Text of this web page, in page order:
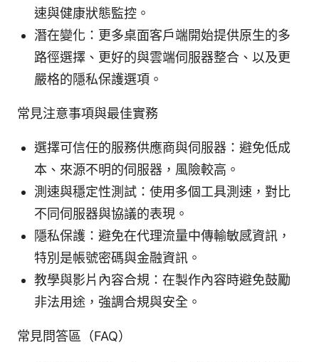
速與健康狀態監控。
潛在變化：更多桌面客戶端開始提供原生的多
路徑選擇、更好的與雲端伺服器整合、以及更
嚴格的隱私保護選項。
常見注意事項與最佳實務
選擇可信任的服務供應商與伺服器：避免低成
本、來源不明的伺服器，風險較高。
測速與穩定性測試：使用多個工具測速，對比
不同伺服器與協議的表現。
隱私保護：避免在代理流量中傳輸敏感資訊，
特別是帳號密碼與金融資訊。
教學與影片內容合規：在製作內容時避免鼓勵
非法用途，強調合規與安全。
常見問答區（FAQ）